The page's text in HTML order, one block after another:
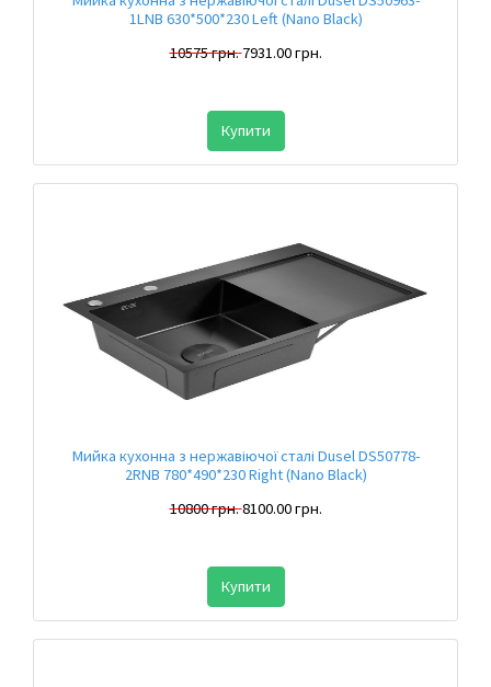
1LNB 630*500*230 Left (Nano Black)
10575 грн.7931.00 грн.
Купити
Мийка кухонна з нержавіючої сталі Dusel DS50778-
2RNB 780*490*230 Right (Nano Black)
10800 грн.8100.00 грн.
Купити